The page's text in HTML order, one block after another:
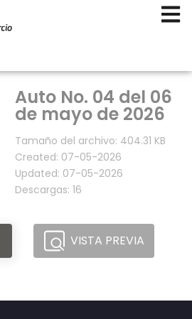
Auto No. 04 del 06
de mayo de 2026
Tamaño del archivo: 404.31 KB
Created: 07-05-2026
Updated: 07-05-2026
Descargas: 16
VISTA PREVIA